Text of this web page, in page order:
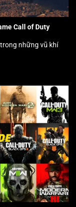
Call of Duty
trong những vũ khí